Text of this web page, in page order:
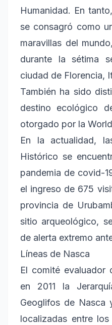
Humanidad. En
se consagró como
maravillas del
durante la sétima
ciudad de Florencia,
También ha sido
destino ecológico
otorgado por la
En la actualidad,
Histórico se
pandemia de covid-
el ingreso de 675
provincia de
sitio arqueológico,
de alerta extremo
Líneas de Nasca
El comité evaluador
en 2011 la
Geoglifos de Nasca
localizadas entre